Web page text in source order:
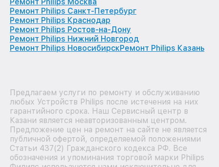
Ремонт Philips Санкт-Петербург
Ремонт Philips Краснодар
Ремонт Philips Ростов-на-Дону
Ремонт Philips Нижний Новгород
Ремонт Philips НовосибирскРемонт Philips Казань
Предлагаем услуги по ремонту и обслуживанию
любых Устройств Philips после истечения на них
гарантийного срока. Наш Сервисный центр в
Казани является неавторизованным центром.
Предложение цен на ремонт на сайте не является
публичной офертой, определяемой положениями
Статьи 437(2) Гражданского кодекса РФ. Все
обозначения и упоминания торговой марки Philips